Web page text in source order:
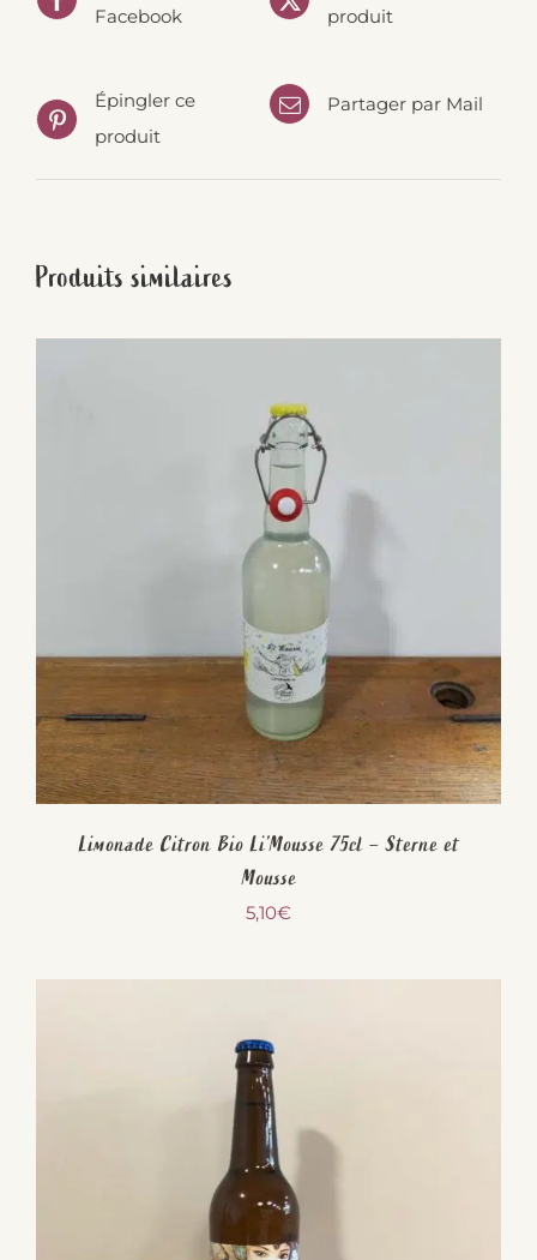
Facebook produit
Épingler ce
produit
Partager par Mail
Produits similaires
Limonade Citron Bio Li’Mousse 75cl – Sterne et
Mousse
5,10€